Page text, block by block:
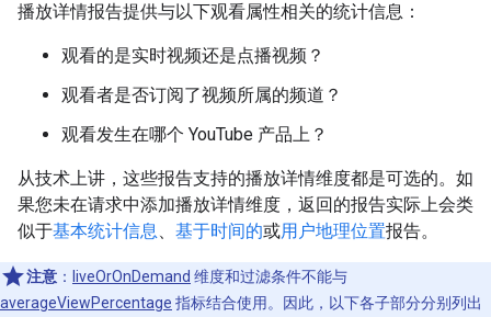
播放详情报告提供与以下观看属性相关的统计信息：
观看的是实时视频还是点播视频？
观看者是否订阅了视频所属的频道？
观看发生在哪个 YouTube 产品上？
从技术上讲，这些报告支持的播放详情维度都是可选的。如
果您未在请求中添加播放详情维度，返回的报告实际上会类
似于基本统计信息、 基于时间的或用户地理位置报告。
注意 ： liveOrOnDemand 维度和过滤条件不能与
averageViewPercentage 指标结合使用。因此，以下各子部分分别列出